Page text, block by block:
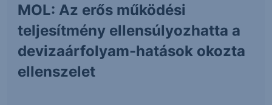
MOL: Az erős működési
teljesítmény ellensúlyozhatta a
devizaárfolyam-hatások okozta
ellenszelet